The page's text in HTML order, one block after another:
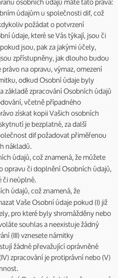
údajům u společnosti dif, což
požádat o potvrzení
údaje, které se Vás týkají, jsou či
jsou, pak za jakými účely,
zpřístupněny, jak dlouho budou
na opravu, výmaz, omezení
odkud Osobní údaje byly
základě zpracování Osobních údajů
včetně případného
získat kopii Vašich osobních
je bezplatné, za další
dif požadovat přiměřenou
nákladů.
údajů, což znamená, že můžete
opravu či doplnění Osobních údajů,
neúplné.
údajů, což znamená, že
Vaše Osobní údaje pokud (I) již
pro které byly shromážděny nebo
souhlas a neexistuje žádný
(III) vznesete námitky
žádné převažující oprávněné
zpracování je protiprávní nebo (V)